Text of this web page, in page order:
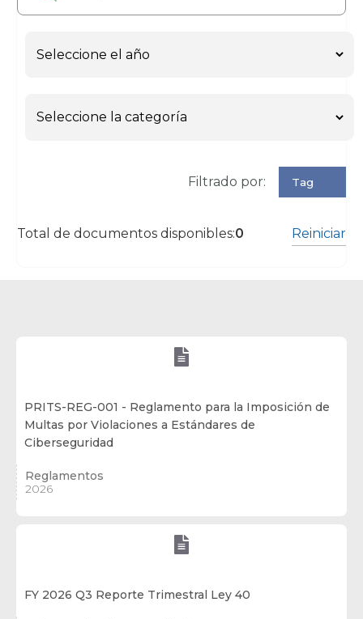
Filtrado por: Tag
Total de documentos disponibles:0 Reiniciar

PRITS-REG-001 - Reglamento para la Imposición de
Multas por Violaciones a Estándares de
Ciberseguridad
Reglamentos
2026

FY 2026 Q3 Reporte Trimestral Ley 40